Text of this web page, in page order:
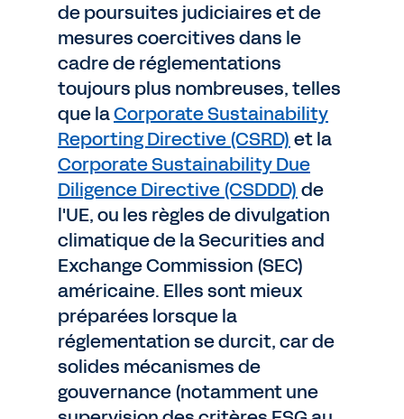
de poursuites judiciaires et de
mesures coercitives dans le
cadre de réglementations
toujours plus nombreuses, telles
que laCorporate Sustainability
Reporting Directive (CSRD) et la
Corporate Sustainability Due
Diligence Directive (CSDDD) de
l'UE, ou les règles de divulgation
climatique de la Securities and
Exchange Commission (SEC)
américaine. Elles sont mieux
préparées lorsque la
réglementation se durcit, car de
solides mécanismes de
gouvernance (notamment une